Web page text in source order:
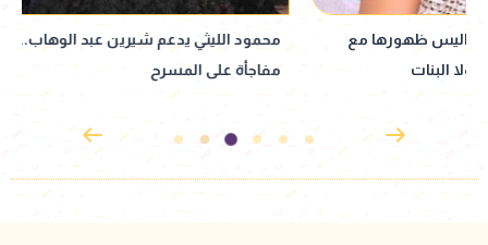
محمود الليثي يدعم شيرين عبد الوهاب..
مفاجأة على المسرح
نانسي عجرم